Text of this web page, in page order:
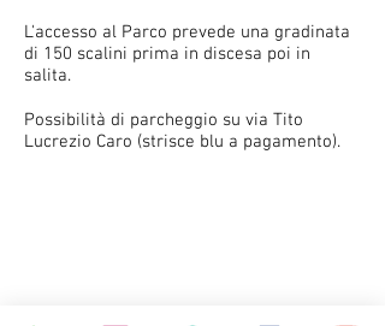
L'accesso al Parco prevede una gradinata
di 150 scalini prima in discesa poi in
salita.
Possibilità di parcheggio su via Tito
Lucrezio Caro (strisce blu a pagamento).